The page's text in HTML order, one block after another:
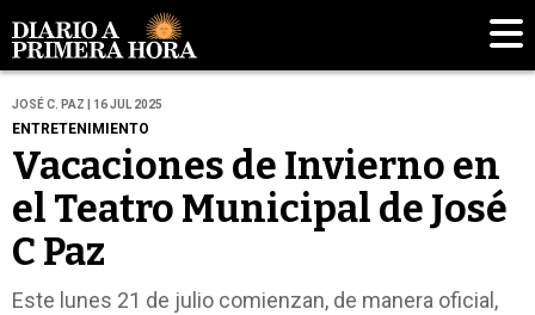
JOSÉ C. PAZ | 16 JUL 2025
ENTRETENIMIENTO
Vacaciones de Invierno en
el Teatro Municipal de José
C Paz
Este lunes 21 de julio comienzan, de manera oficial,